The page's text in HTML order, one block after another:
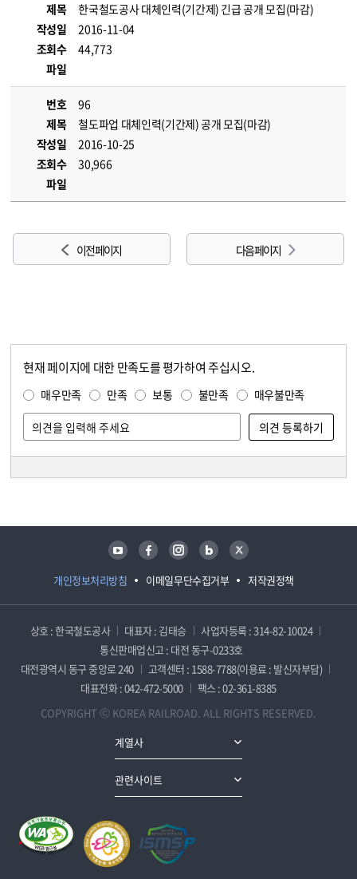
제목
한국철도공사 대체인력(기간제) 긴급 공개 모집(마감)
작성일
2016-11-04
조회수
44,773
파일
번호
96
제목
철도파업 대체인력(기간제) 공개 모집(마감)
작성일
2016-10-25
조회수
30,966
파일
이전 페이지 다음 페이지
현재 페이지에 대한 만족도를 평가하여 주십시오.
매우만족 만족 보통 불만족 매우불만족
개인정보처리방침 이메일무단수집거부 저작권정책
유튜브 페이스북 인스타그램 블로그 트위터
상호 : 한국철도공사 대표자 : 김태승
사업자등록 : 314-82-10024
통신판매업신고 : 대전 동구-0233호
대전광역시 동구 중앙로 240
고객센터 : 1588-7788(이용료 : 발신자부담)
대표전화 : 042-472-5000
팩스 : 02-361-8385
COPYRIGHT ⓒ KOREA RAILROAD. ALL RIGHTS RESERVED.
계열사
관련사이트